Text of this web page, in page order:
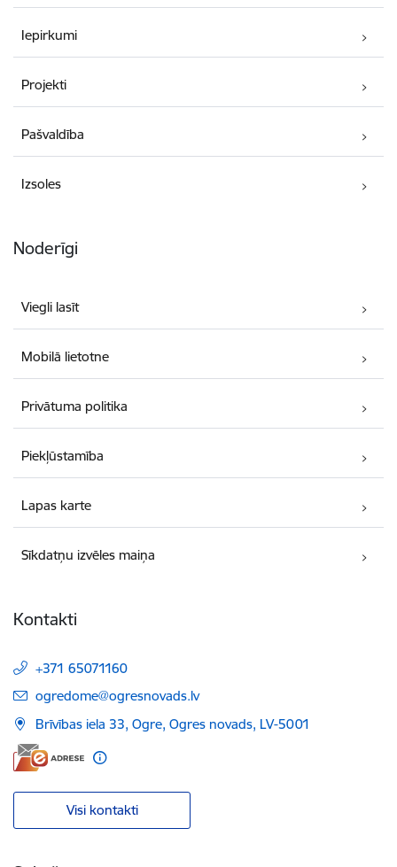
Iepirkumi
Projekti
Pašvaldība
Izsoles
Noderīgi
Viegli lasīt
Mobilā lietotne
Privātuma politika
Piekļūstamība
Lapas karte
Sīkdatņu izvēles maiņa
Kontakti
+371 65071160
E-pasts:
ogredome@ogresnovads.lv
Brīvības iela 33, Ogre, Ogres novads, LV-5001
Visi kontakti